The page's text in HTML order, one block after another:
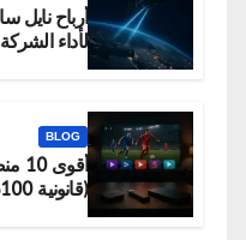
لأداء الشركة
BLOG
(قانونية 100%)